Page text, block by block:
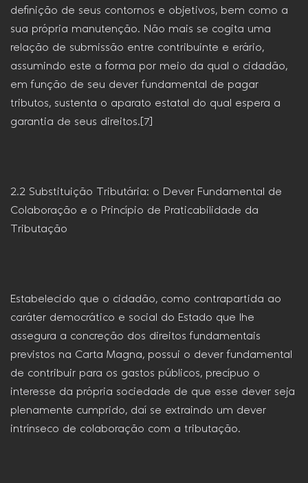
definição de seus contornos e objetivos, bem como a
sua própria manutenção. Não mais se cogita uma
relação de submissão entre contribuinte e erário,
assumindo este a forma por meio da qual o cidadão,
em função de seu dever fundamental de pagar
tributos, sustenta o aparato estatal do qual espera a
garantia de seus direitos.[7]
2.2 Substituição Tributária: o Dever Fundamental de
Colaboração e o Princípio de Praticabilidade da
Tributação
Estabelecido que o cidadão, como contrapartida ao
caráter democrático e social do Estado que lhe
assegura a concreção dos direitos fundamentais
previstos na Carta Magna, possui o dever fundamental
de contribuir para os gastos públicos, precípuo o
interesse da própria sociedade de que esse dever seja
plenamente cumprido, daí se extraindo um dever
intrínseco de colaboração com a tributação.